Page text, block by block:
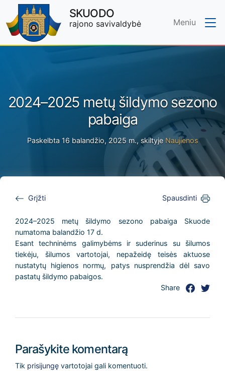
Skip to main content
SKUODO
rajono savivaldybė Meniu
2024–2025 metų šildymo sezono
pabaiga
Paskelbta 16 balandžio, 2025 m., skiltyje Naujienos
Grįžti Spausdinti
2024–2025 metų šildymo sezono pabaiga Skuode
numatoma balandžio 17 d.
Esant techninėms galimybėms ir suderinus su šilumos
tiekėju, šilumos vartotojai, nepažeidę teisės aktuose
nustatytų higienos normų, patys nusprendžia dėl savo
pastatų šildymo pabaigos.
Share
Parašykite komentarą
Tik prisijungęvartotojai gali komentuoti.